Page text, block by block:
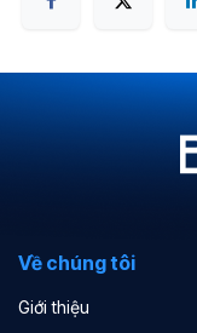
Về chúng tôi
Giới thiệu